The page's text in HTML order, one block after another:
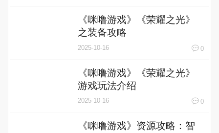
《咪噜游戏》《荣耀之光》
之装备攻略
2025-10-16 0
《咪噜游戏》《荣耀之光》
游戏玩法介绍
2025-10-16 0
《咪噜游戏》资源攻略：智